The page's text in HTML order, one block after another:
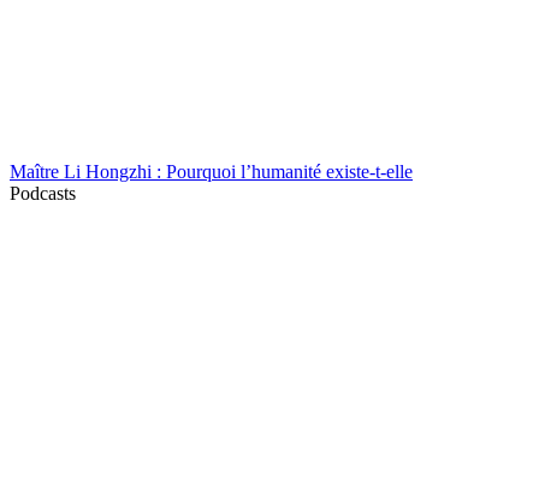
Maître Li Hongzhi : Pourquoi l’humanité existe-t-elle
Podcasts